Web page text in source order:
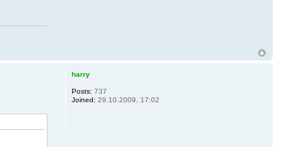
harry
Posts: 737
Joined: 29.10.2009, 17:02